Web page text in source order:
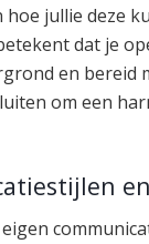
hoe jullie deze
dat je
en bereid
om een